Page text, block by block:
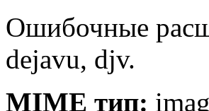
Ошибочные
dejavu, djv.
MIME тип: